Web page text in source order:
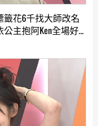
籤花6千找大師改名
主抱阿Ken全場好